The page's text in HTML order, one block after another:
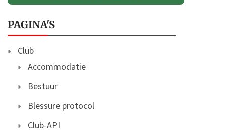
PAGINA'S
Club
Accommodatie
Bestuur
Blessure protocol
Club-API